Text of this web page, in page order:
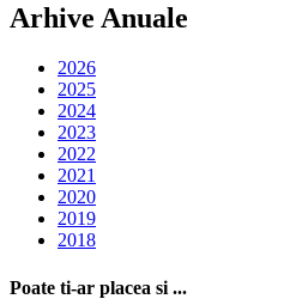
Arhive Anuale
2026
2025
2024
2023
2022
2021
2020
2019
2018
Poate ti-ar placea si ...